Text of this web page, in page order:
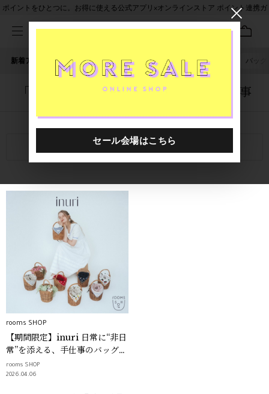
ポイントをひとつに。お得に使える公式アプリ×オンラインストア ポイント連携ガ
新着アイテム 人気ワード セール 40th限定 irodori バッグ
「5136901.2610007.0006」に関する記事
関連キーワード
rooms SHOP
【期間限定】inuri 日常に“非日
常”を添える、手仕事のバッグ｜
rooms SHOP
rooms SHOP
2026.04.06